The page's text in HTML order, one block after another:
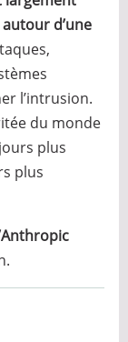
autour d’une
l’intrusion.
du monde
plus
plus